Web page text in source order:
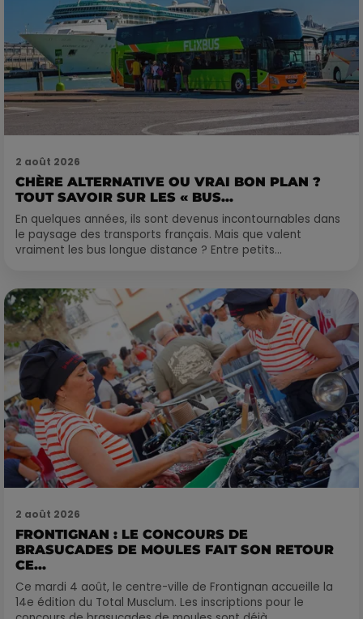
2 août 2026
CHÈRE ALTERNATIVE OU VRAI BON PLAN ?
TOUT SAVOIR SUR LES « BUS...
En quelques années, ils sont devenus incontournables dans
le paysage des transports français. Mais que valent
vraiment les bus longue distance ? Entre petits...
2 août 2026
FRONTIGNAN : LE CONCOURS DE
BRASUCADES DE MOULES FAIT SON RETOUR
CE...
Ce mardi 4 août, le centre-ville de Frontignan accueille la
14e édition du Total Musclum. Les inscriptions pour le